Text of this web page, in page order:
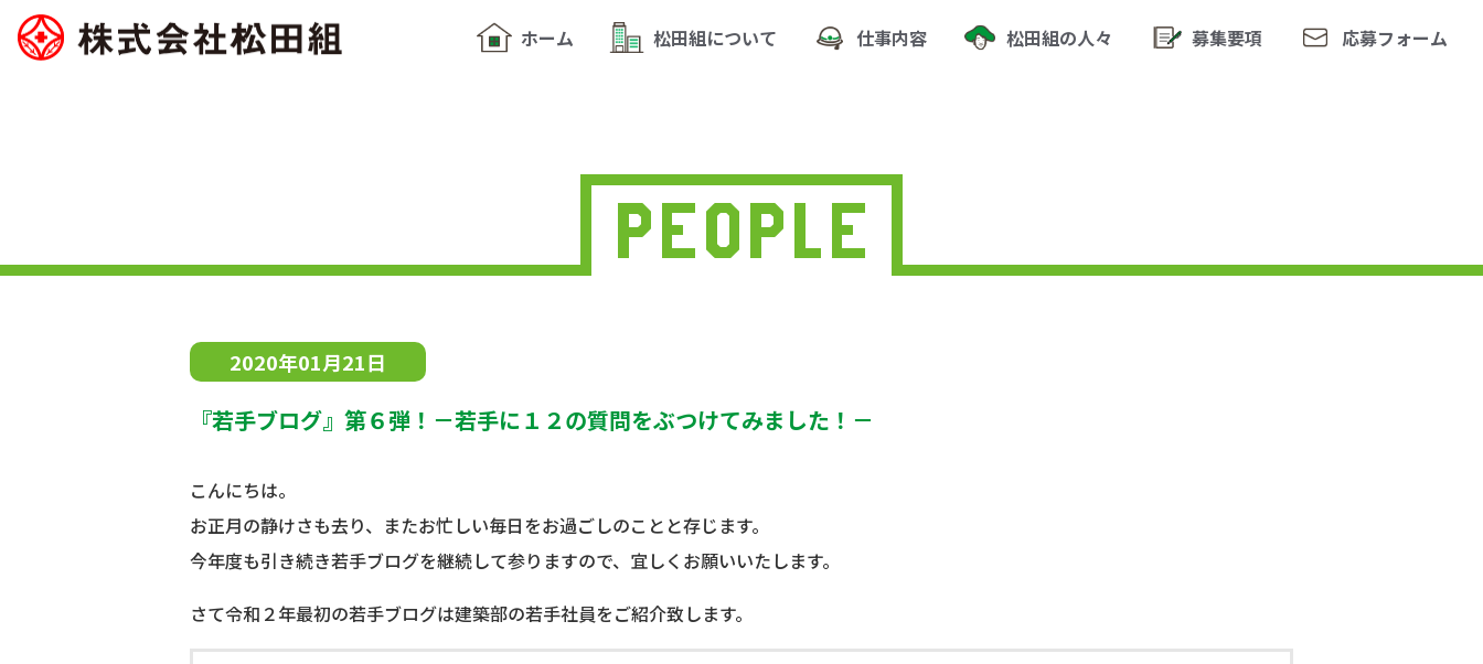
ホーム 松田組について 仕事内容 松田組の人々 募集要項 応募フォーム
2020年01月21日
『若手ブログ』第６弾！－若手に１２の質問をぶつけてみました！－
こんにちは。
お正月の静けさも去り、またお忙しい毎日をお過ごしのことと存じます。
今年度も引き続き若手ブログを継続して参りますので、宜しくお願いいたします。
さて令和２年最初の若手ブログは建築部の若手社員をご紹介致します。